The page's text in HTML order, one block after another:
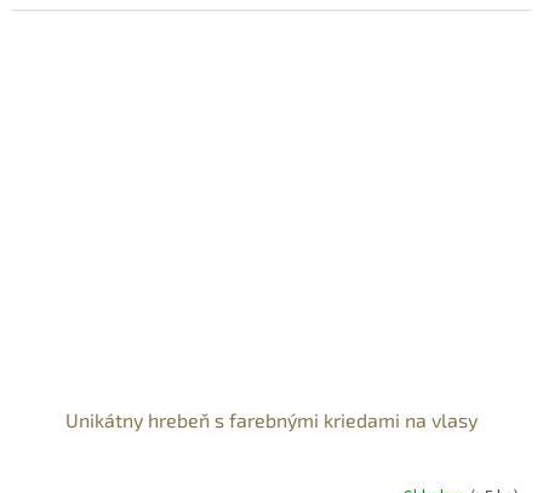
Unikátny hrebeň s farebnými kriedami na vlasy